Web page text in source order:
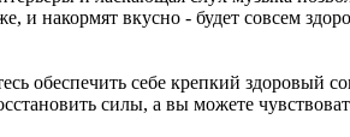
и накормят вкусно - будет совсем
обеспечить себе крепкий здоровый
силы, а вы можете